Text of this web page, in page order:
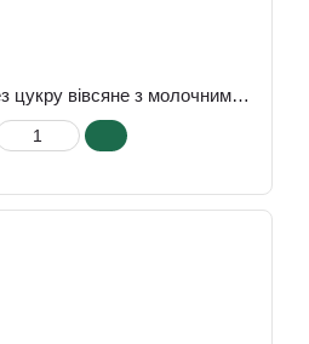
Печиво без цукру вівсяне з молочним шоколадом (Diet Fibra Finas) Gullon, 150 г